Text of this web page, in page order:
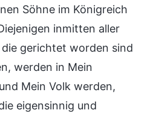
Söhne im Königreich
inmitten aller
gerichtet worden sind
werden in Mein
Mein Volk werden,
eigensinnig und